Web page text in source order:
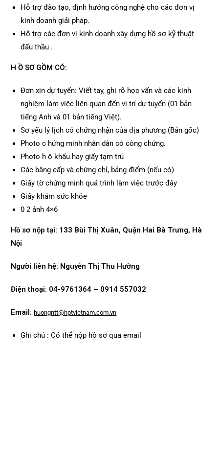
Hỗ trợ đào tạo, định hướng công nghệ cho các đơn vị
kinh doanh giải pháp.
Hỗ trợ các đơn vị kinh doanh xây dựng hồ sơ kỹ thuật
đấu thầu .
H Ồ SƠ GỒM CÓ:
Đơn xin dự tuyển: Viết tay, ghi rõ học vấn và các kinh
nghiệm làm việc liên quan đến vị trí dự tuyển (01 bản
tiếng Anh và 01 bản tiếng Việt).
Sơ yếu lý lịch có chứng nhận của địa phương (Bản gốc)
Photo c hứng minh nhân dân có công chứng.
Photo h ộ khẩu hay giấy tạm trú
Các bằng cấp và chứng chỉ, bảng điểm (nếu có)
Giấy tờ chứng minh quá trình làm việc trước đây
Giấy khám sức khỏe
0 2 ảnh 4×6
Hồ sơ nộp tại: 133 Bùi Thị Xuân, Quận Hai Bà Trưng, Hà
Nội
Người liên hệ: Nguyễn Thị Thu Hường
Điện thoại: 04-9761364 – 0914 557032
Email:huongntt@hptvietnam.com.vn
Ghi chú : Có thể nộp hồ sơ qua email